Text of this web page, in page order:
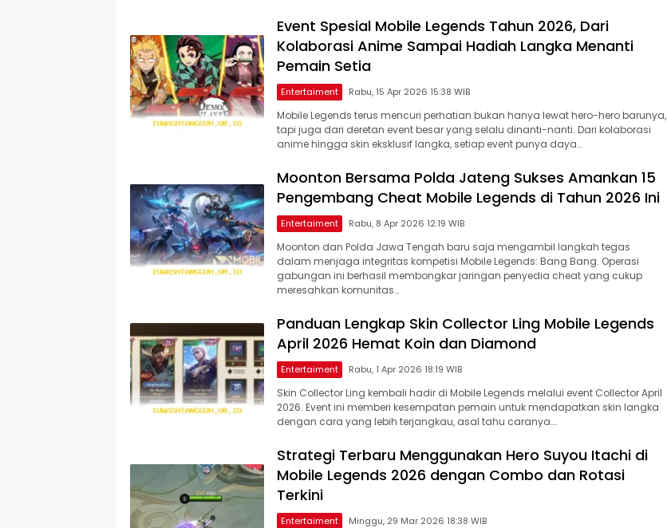
Event Spesial Mobile Legends Tahun 2026, Dari
Kolaborasi Anime Sampai Hadiah Langka Menanti
Pemain Setia
Entertaiment Rabu, 15 Apr 2026 15:38 WIB
Mobile Legends terus mencuri perhatian bukan hanya lewat hero-hero barunya,
tapi juga dari deretan event besar yang selalu dinanti-nanti. Dari kolaborasi
anime hingga skin eksklusif langka, setiap event punya daya…
Moonton Bersama Polda Jateng Sukses Amankan 15
Pengembang Cheat Mobile Legends di Tahun 2026 Ini
Entertaiment Rabu, 8 Apr 2026 12:19 WIB
Moonton dan Polda Jawa Tengah baru saja mengambil langkah tegas
dalam menjaga integritas kompetisi Mobile Legends: Bang Bang. Operasi
gabungan ini berhasil membongkar jaringan penyedia cheat yang cukup
meresahkan komunitas…
Panduan Lengkap Skin Collector Ling Mobile Legends
April 2026 Hemat Koin dan Diamond
Entertaiment Rabu, 1 Apr 2026 18:19 WIB
Skin Collector Ling kembali hadir di Mobile Legends melalui event Collector April
2026. Event ini memberi kesempatan pemain untuk mendapatkan skin langka
dengan cara yang lebih terjangkau, asal tahu caranya….
Strategi Terbaru Menggunakan Hero Suyou Itachi di
Mobile Legends 2026 dengan Combo dan Rotasi
Terkini
Entertaiment Minggu, 29 Mar 2026 18:38 WIB